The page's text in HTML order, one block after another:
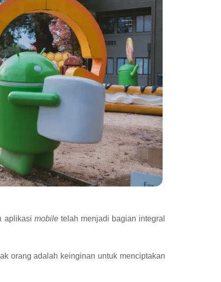
aplikasi mobile telah menjadi bagian integral
orang adalah keinginan untuk menciptakan